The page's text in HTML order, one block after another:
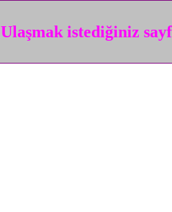
Ulaşmak istediğiniz